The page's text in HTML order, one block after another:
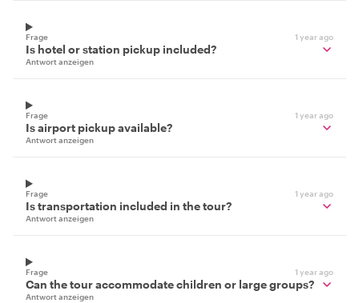
Frage 1 year ago
Is hotel or station pickup included?
Antwort anzeigen
Frage 1 year ago
Is airport pickup available?
Antwort anzeigen
Frage 1 year ago
Is transportation included in the tour?
Antwort anzeigen
Frage 1 year ago
Can the tour accommodate children or large groups?
Antwort anzeigen